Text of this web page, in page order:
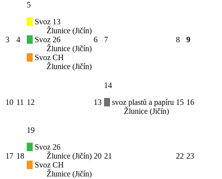
3 4
5
Svoz 13
Žlunice (Jičín)
Svoz 26
Žlunice (Jičín)
Svoz CH
Žlunice (Jičín)
6 7 8 9
10 11 12 13
14
svoz plastů a papíru
Žlunice (Jičín)
15 16
17 18
19
Svoz 26
Žlunice (Jičín)
Svoz CH
Žlunice (Jičín)
20 21 22 23